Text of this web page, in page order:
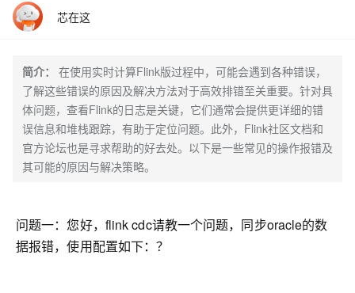
芯在这
简介：
在使用实时计算Flink版过程中，可能会遇到各种错误，
了解这些错误的原因及解决方法对于高效排错至关重要。针对具
体问题，查看Flink的日志是关键，它们通常会提供更详细的错
误信息和堆栈跟踪，有助于定位问题。此外，Flink社区文档和
官方论坛也是寻求帮助的好去处。以下是一些常见的操作报错及
其可能的原因与解决策略。
问题一：您好，flink cdc请教一个问题，同步oracle的数
据报错，使用配置如下：？